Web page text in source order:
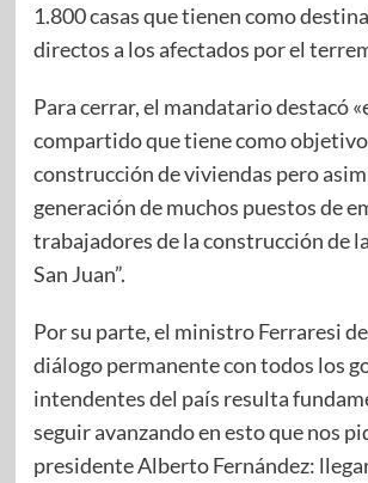
1.800 casas que tienen como
directos a los afectados por el
Para cerrar, el mandatario destacó
compartido que tiene como
construcción de viviendas pero
generación de muchos puestos de
trabajadores de la construcción de
San Juan”.
Por su parte, el ministro Ferraresi
diálogo permanente con todos los
intendentes del país resulta
seguir avanzando en esto que nos
presidente Alberto Fernández: